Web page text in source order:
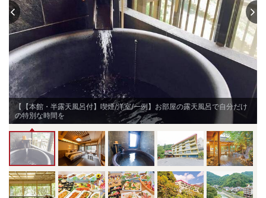
【【本館・半露天風呂付】喫煙/洋室/一例】お部屋の露天風呂で自分だけ
の特別な時間を